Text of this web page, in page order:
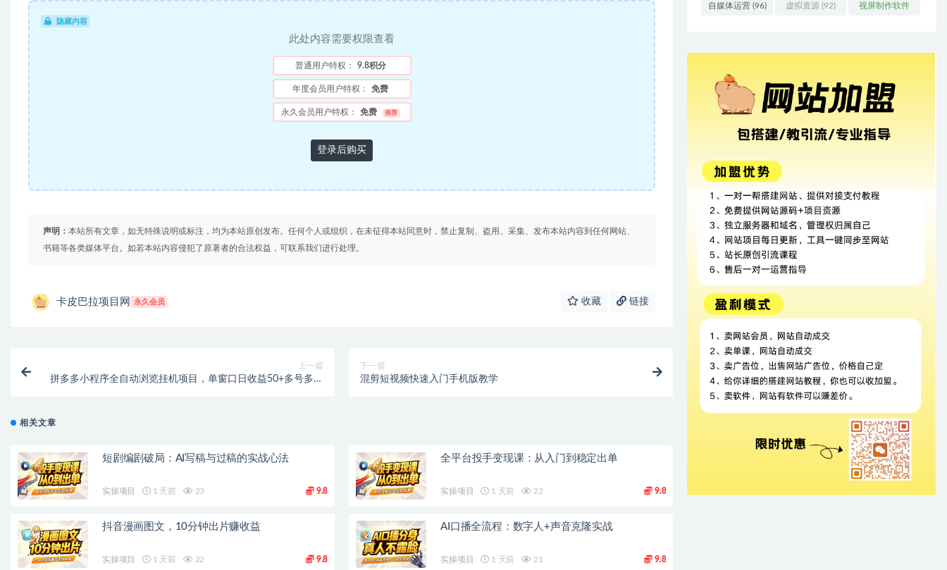
隐藏内容
此处内容需要权限查看
普通用户特权： 9.8积分
年度会员用户特权： 免费
永久会员用户特权： 免费 推荐
登录后购买
声明： 本站所有文章，如无特殊说明或标注，均为本站原创发布。任何个人或组织，在未征得本站同意时，禁止复制、盗用、采集、发布本站内容到任何网站、
书籍等各类媒体平台。如若本站内容侵犯了原著者的合法权益，可联系我们进行处理。
卡皮巴拉项目网 永久会员 收藏 链接
上一篇
拼多多小程序全自动浏览挂机项目，单窗口日收益50+多号多撸
下一篇
混剪短视频快速入门手机版教学
相关文章
短剧编剧破局：AI写稿与过稿的实战心法
实操项目 1 天前 23 9.8
全平台投手变现课：从入门到稳定出单
实操项目 1 天前 22 9.8
抖音漫画图文，10分钟出片赚收益
实操项目 1 天前 22 9.8
AI口播全流程：数字人+声音克隆实战
实操项目 1 天前 21 9.8
自媒体运营(96) 虚拟资源 (92) 视屏制作软件